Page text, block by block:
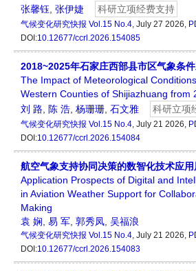
张馨钰 张伊婕 科研立项经费支持
气候变化研究快报 Vol.15 No.4, July 27 2026,
DOI:10.12677/ccrl.2026.154085
2018~2025年石家庄西部县市区气象条
The Impact of Meteorological
Western Counties of Shijiazhuang from
刘 路
陈 浩 杨珊珊 石文雅 科研立项
气候变化研究快报 Vol.15 No.4, July 21 2026,
DOI:10.12677/ccrl.2026.154084
航空气象支持协同决策的数智化技术应用
Application Prospects of Digital and
in Aviation Weather Support for
Making
袁 娴 易 军 郭秀凤 吴福浪
气候变化研究快报 Vol.15 No.4, July 21 2026,
DOI:10.12677/ccrl.2026.154083